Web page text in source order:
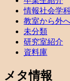
情報社会学
教室から外
未分類
研究室紹介
資料庫
メタ情報